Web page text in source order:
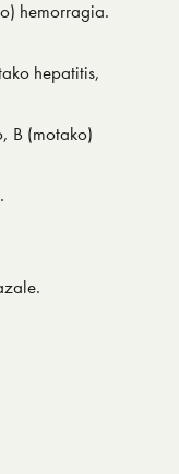
hemorragia.
hepatitis,
B (motako)